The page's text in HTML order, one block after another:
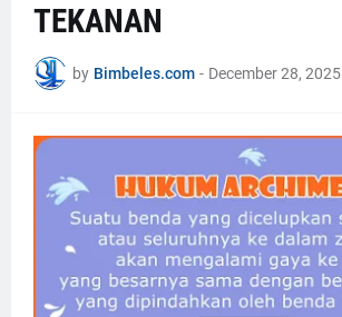
TEKANAN
by Bimbeles.com - December 28, 2025